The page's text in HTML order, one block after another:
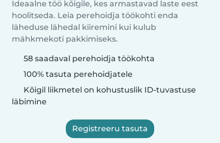
Ideaalne töö kõigile, kes armastavad laste eest
hoolitseda. Leia perehoidja töökohti enda
läheduse lähedal kiiremini kui kulub
mähkmekoti pakkimiseks.
58 saadaval perehoidja töökohta
100% tasuta perehoidjatele
Kõigil liikmetel on kohustuslik ID-tuvastuse
läbimine
Registreeru tasuta